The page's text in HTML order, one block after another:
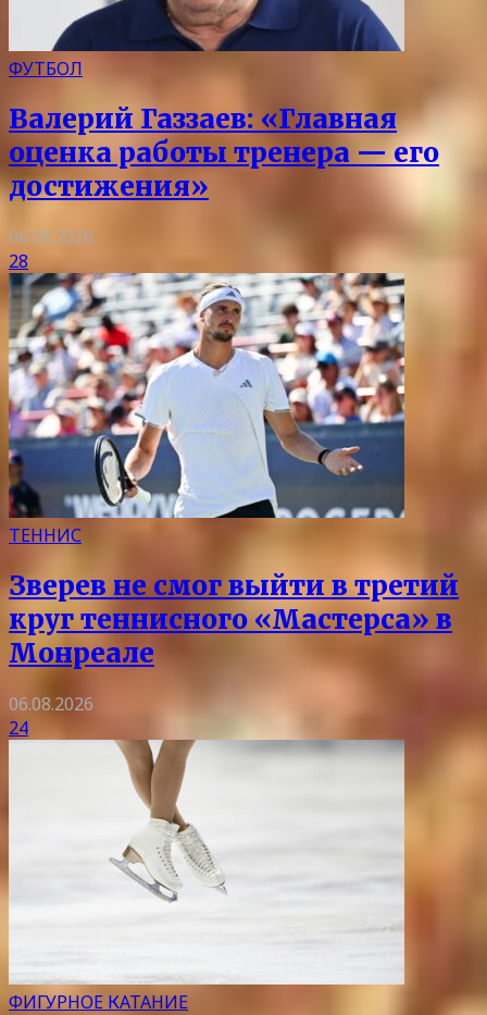
ФУТБОЛ
Валерий Газзаев: «Главная
оценка работы тренера — его
достижения»
06.08.2026
28
ТЕННИС
Зверев не смог выйти в третий
круг теннисного «Мастерса» в
Монреале
06.08.2026
24
ФИГУРНОЕ КАТАНИЕ